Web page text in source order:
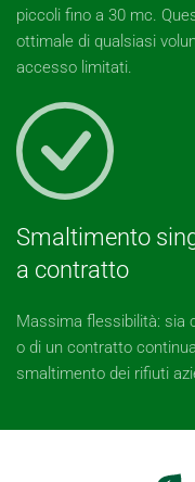
piccoli fino a 30 mc.
ottimale di qualsiasi
accesso limitati.
Smaltimento
a contratto
Massima flessibilità: sia
o di un contratto
smaltimento dei rifiuti